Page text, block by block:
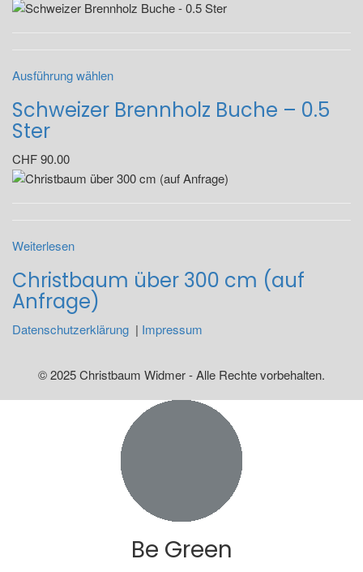
Ausführung wählen
Schweizer Brennholz Buche – 0.5
Ster
CHF90.00
Weiterlesen
Christbaum über 300 cm (auf
Anfrage)
Datenschutzerklärung | Impressum
© 2025 Christbaum Widmer - Alle Rechte vorbehalten.
Be Green